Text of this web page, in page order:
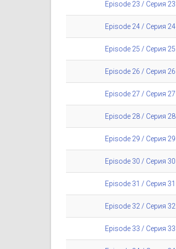
Episode 23 / Серия 23
Episode 24 / Серия 24
Episode 25 / Серия 25
Episode 26 / Серия 26
Episode 27 / Серия 27
Episode 28 / Серия 28
Episode 29 / Серия 29
Episode 30 / Серия 30
Episode 31 / Серия 31
Episode 32 / Серия 32
Episode 33 / Серия 33